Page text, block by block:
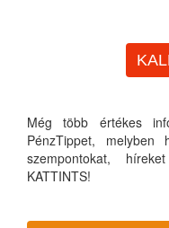
Még több értékes
PénzTippet, melyben
szempontokat,
KATTINTS!